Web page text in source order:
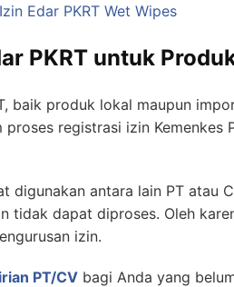
Edar PKRT Wet Wipes
PKRT untuk
baik produk lokal maupun
registrasi izin Kemenkes
digunakan antara lain PT atau
tidak dapat diproses. Oleh
izin.
PT/CV bagi Anda yang